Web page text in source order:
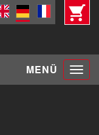
MENÜ Toggle